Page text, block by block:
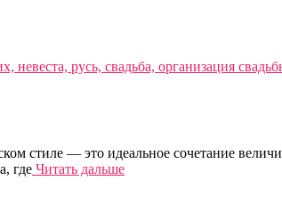
стиле — это идеальное сочетание
где Читать дальше